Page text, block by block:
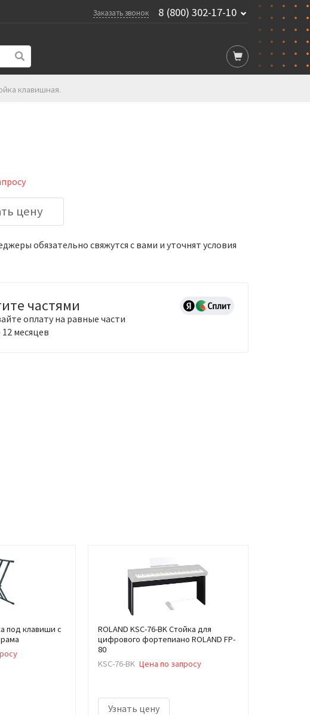
Заказать звонок 8 (800) 302-17-10
клавишная.
цену
обязательно свяжутся с вами и уточнят условия
частями
оплату на равные части
месяцев
под клавиши с
ROLAND KSC-76-BK Стойка для
цифрового фортепиано ROLAND FP-
80
KSC-76-BK Цена по запросу
Узнать цену